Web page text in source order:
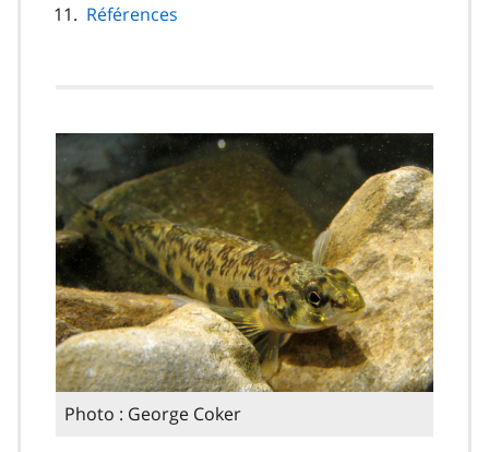
Références
Photo : George Coker